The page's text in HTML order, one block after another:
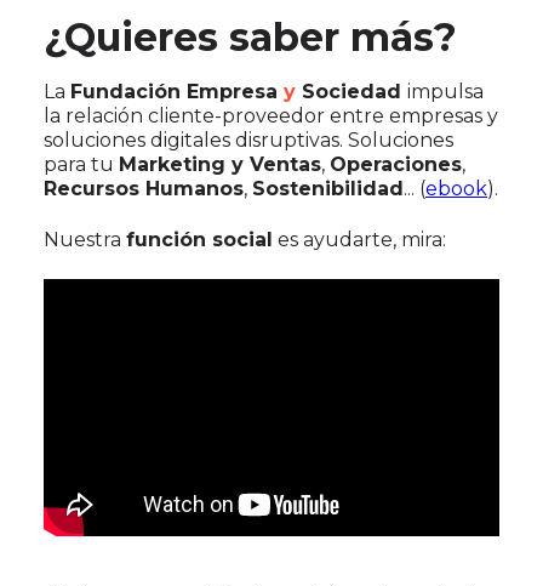
¿Quieres saber más?
La Fundación Empresa y Sociedad impulsa
la relación cliente-proveedor entre empresas y
soluciones digitales disruptivas. Soluciones
para tu Marketing y Ventas, Operaciones,
Recursos Humanos, Sostenibilidad... (ebook).
Nuestra función social es ayudarte, mira: